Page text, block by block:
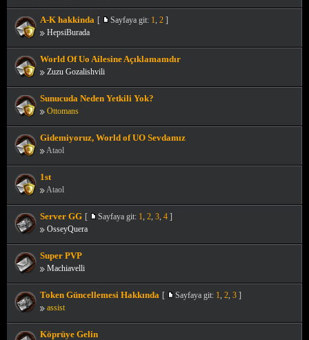
A-K hakkinda [ Sayfaya git: 1, 2]
HepsiBurada
World Of Uo Ailesine Açıklamamdır
Zuzu Gozalishvili
Sunucuda Neden Yetkili Yok?
Ottomans
Gidemiyoruz, World of UO Sevdamız
Ataol
1st
Ataol
Server GG [ Sayfaya git: 1, 2, 3, 4]
OsseyQuera
Super PVP
Machiavelli
Token Güncellemesi Hakkında [ Sayfaya git: 1, 2, 3]
assist
Köprüye Gelin